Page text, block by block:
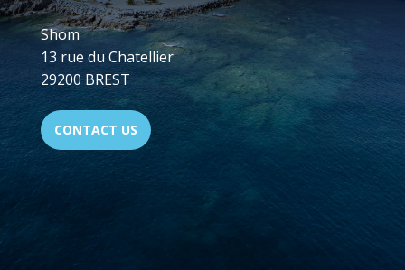
Shom
13 rue du Chatellier
29200 BREST
CONTACT US